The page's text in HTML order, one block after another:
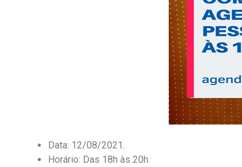
Data: 12/08/2021.
Horário: Das 18h às 20h.